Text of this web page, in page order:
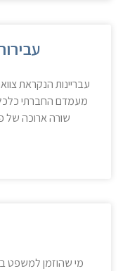
עבריינות הנקראת
מעמדם החברתי
שורה ארוכה של
מי שהוזמן למשפט